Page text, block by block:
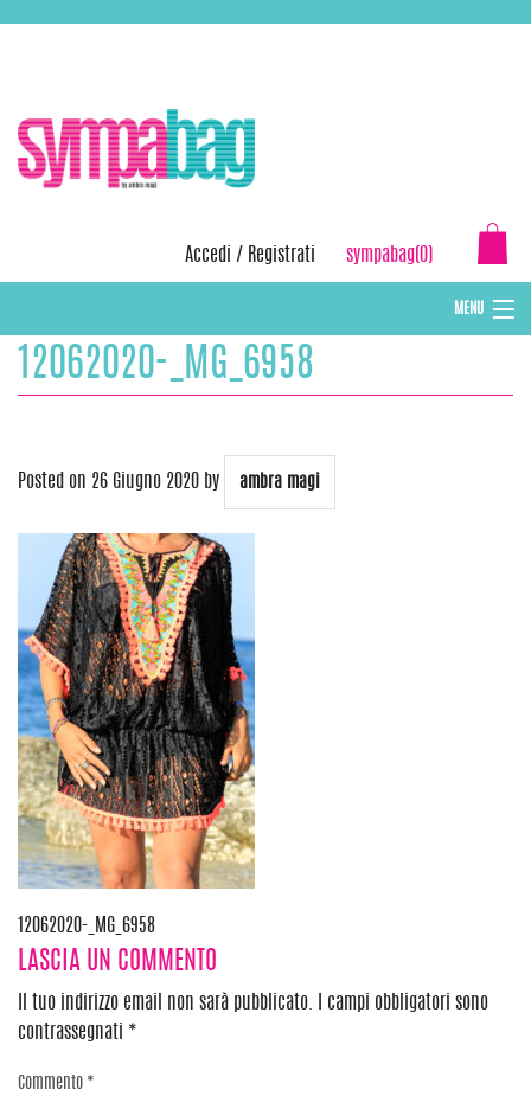
Accedi / Registrati sympabag(0)
MENU
CAPPELLI INVERNALI DONNA
12062020-_MG_6958
Posted on 26 Giugno 2020 by ambra magi
Navigazione
articoli
12062020-_MG_6958
LASCIA UN COMMENTO
Il tuo indirizzo email non sarà pubblicato.
I campi obbligatori sono
contrassegnati *
Commento *